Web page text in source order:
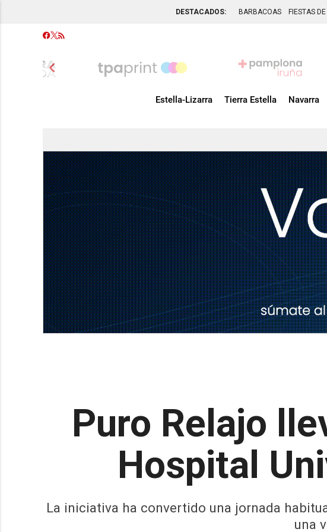
DESTACADOS: BARBACOAS FIESTAS
chevron_left
Estella-Lizarra Tierra Estella Navarra
Puro Relajo
Hospital
La iniciativa ha convertido una jornada
una